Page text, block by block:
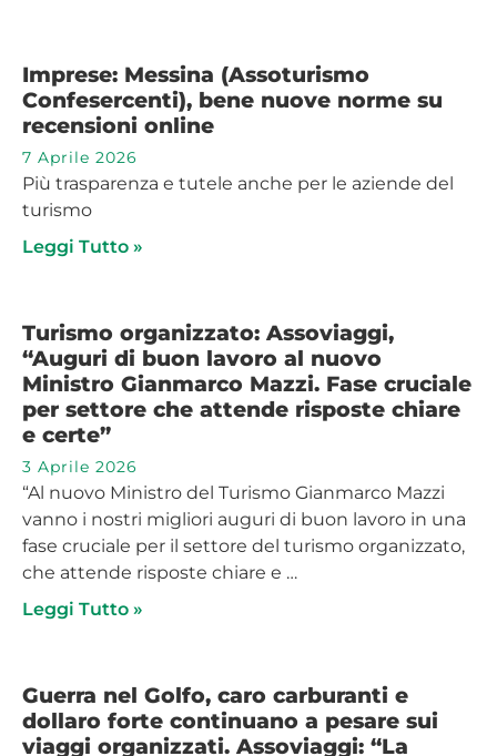
Imprese: Messina (Assoturismo
Confesercenti), bene nuove norme su
recensioni online
7 Aprile 2026
Più trasparenza e tutele anche per le aziende del
turismo
Leggi Tutto »
Turismo organizzato: Assoviaggi,
“Auguri di buon lavoro al nuovo
Ministro Gianmarco Mazzi. Fase cruciale
per settore che attende risposte chiare
e certe”
3 Aprile 2026
“Al nuovo Ministro del Turismo Gianmarco Mazzi
vanno i nostri migliori auguri di buon lavoro in una
fase cruciale per il settore del turismo organizzato,
che attende risposte chiare e …
Leggi Tutto »
Guerra nel Golfo, caro carburanti e
dollaro forte continuano a pesare sui
viaggi organizzati. Assoviaggi: “La